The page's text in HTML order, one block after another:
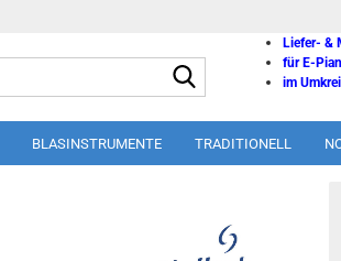
Liefer- &
für E-
im
BLASINSTRUMENTE TRADITIONELL